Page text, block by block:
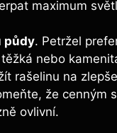
maximum
půdy. Petržel
nebo​
⁣rašelinu na
že ‌cenným
ovlivní.